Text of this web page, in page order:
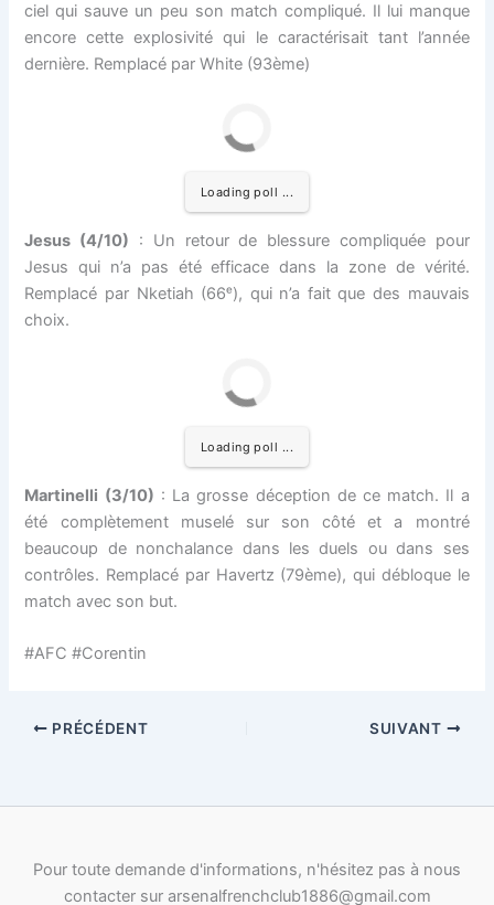
ciel qui sauve un peu son match compliqué. Il lui manque
encore cette explosivité qui le caractérisait tant l’année
dernière. Remplacé par White (93ème)
Loading poll ...
Jesus (4/10) : Un retour de blessure compliquée pour
Jesus qui n’a pas été efficace dans la zone de vérité.
Remplacé par Nketiah (66ᵉ), qui n’a fait que des mauvais
choix.
Loading poll ...
Martinelli (3/10) : La grosse déception de ce match. Il a
été complètement muselé sur son côté et a montré
beaucoup de nonchalance dans les duels ou dans ses
contrôles. Remplacé par Havertz (79ème), qui débloque le
match avec son but.
#AFC #Corentin
PRÉCÉDENT SUIVANT
Pour toute demande d'informations, n'hésitez pas à nous
contacter sur arsenalfrenchclub1886@gmail.com